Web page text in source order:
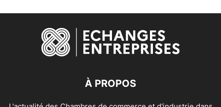
À PROPOS